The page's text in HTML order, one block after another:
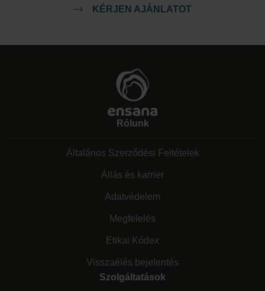
KÉRJEN AJÁNLATOT
Rólunk
Általános Szerződési Feltételek
Állás és karrier
Adatvédelem
Megfelelés
Etikai Kódex
Visszaélés bejelentés
Szolgáltatások